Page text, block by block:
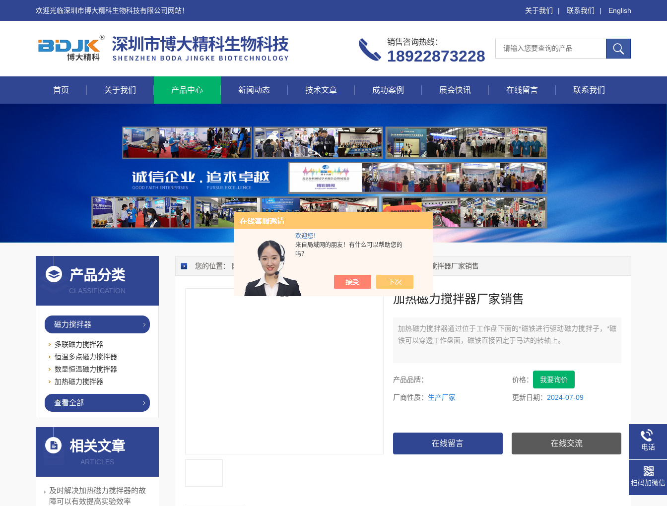
欢迎您！
来自局域网的朋友！有什么可以帮助您的
吗？
欢迎光临深圳市博大精科生物科技有限公司网站！ 关于我们 | 联系我们 | English
销售咨询热线：
18922873228
首页 关于我们 产品中心 新闻动态 技术文章 成功案例 展会快讯 在线留言 联系我们
您的位置： 网站首页 >产品中心 > 加热磁力搅拌器厂家销售
加热磁力搅拌器厂家销售
加热磁力搅拌器通过位于工作盘下面的*磁铁进行驱动磁力搅拌子，*磁
铁可以穿透工作盘面，磁铁直接固定于马达的转轴上。
产品品牌： 价格： 我要询价
厂商性质： 生产厂家 更新日期： 2024-07-09
在线留言 在线交流
产品分类
CLASSIFICATION
磁力搅拌器
多联磁力搅拌器
恒温多点磁力搅拌器
数显恒温磁力搅拌器
加热磁力搅拌器
查看全部
相关文章
ARTICLES
及时解决加热磁力搅拌器的故
障可以有效提高实验效率
电话
扫码加微信